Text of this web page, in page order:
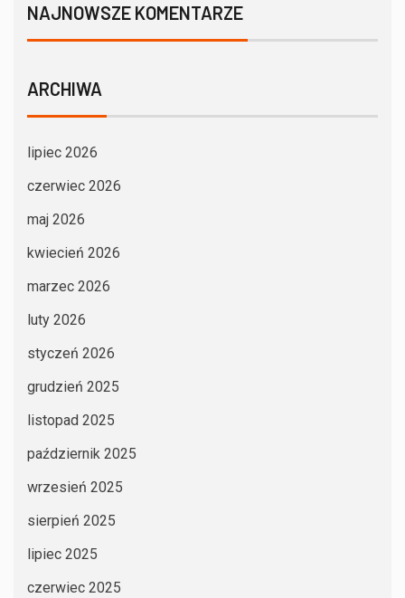
NAJNOWSZE KOMENTARZE
ARCHIWA
lipiec 2026
czerwiec 2026
maj 2026
kwiecień 2026
marzec 2026
luty 2026
styczeń 2026
grudzień 2025
listopad 2025
październik 2025
wrzesień 2025
sierpień 2025
lipiec 2025
czerwiec 2025